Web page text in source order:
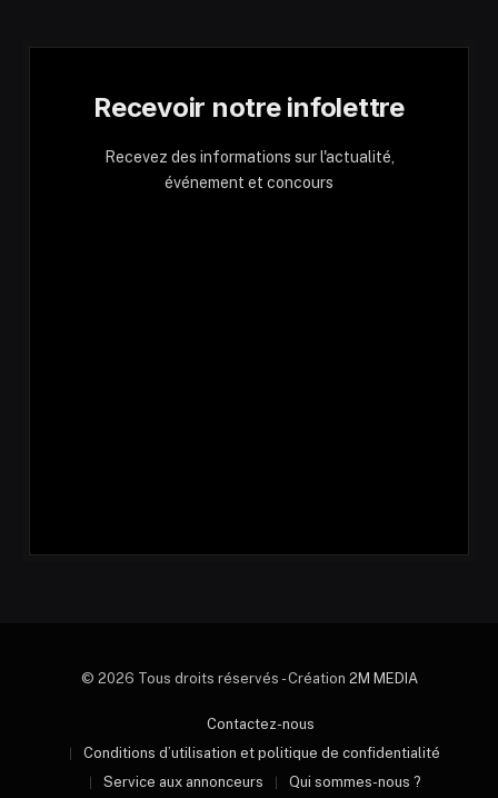
Recevoir notre infolettre
Recevez des informations sur l'actualité,
événement et concours
© 2026 Tous droits réservés - Création 2M MEDIA
Contactez-nous
Conditions d’utilisation et politique de confidentialité
Service aux annonceurs
Qui sommes-nous ?